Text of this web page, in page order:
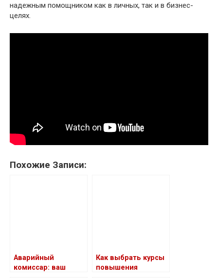
надежным помощником как в личных, так и в бизнес-
целях.
Похожие Записи:
Аварийный
комиссар: ваш
Как выбрать курсы
повышения